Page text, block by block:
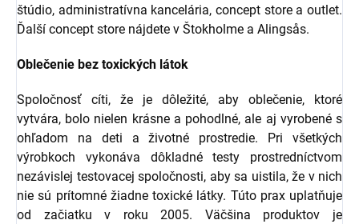
štúdio, administratívna kancelária, concept store a outlet.
Ďalší concept store nájdete v Štokholme a Alingsås.
Oblečenie bez toxických látok
Spoločnosť cíti, že je dôležité, aby oblečenie, ktoré
vytvára, bolo nielen krásne a pohodlné, ale aj vyrobené s
ohľadom na deti a životné prostredie. Pri všetkých
výrobkoch vykonáva dôkladné testy prostredníctvom
nezávislej testovacej spoločnosti, aby sa uistila, že v nich
nie sú prítomné žiadne toxické látky. Túto prax uplatňuje
od začiatku v roku 2005. Väčšina produktov je